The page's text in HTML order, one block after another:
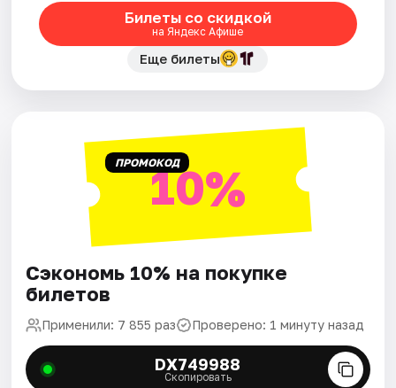
Билеты со скидкой
на Яндекс Афише
Еще билеты
ПРОМОКОД10%
Сэкономь 10% на покупке
билетов
Применили: 7 855 раз Проверено: 1 минуту назад
DX749988
Скопировать